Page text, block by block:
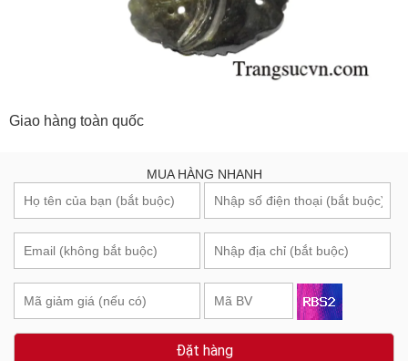
Giao hàng toàn quốc
MUA HÀNG NHANH
Đặt hàng